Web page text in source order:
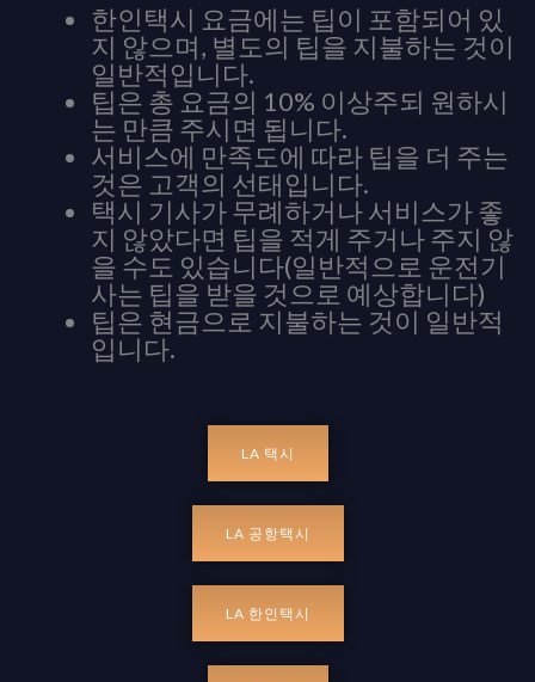
한인택시 요금에는 팁이 포함되어 있
지 않으며, 별도의 팁을 지불하는 것이
일반적입니다.
팁은 총 요금의 10% 이상주되 원하시
는 만큼 주시면 됩니다.
서비스에 만족도에 따라 팁을 더 주는
것은 고객의 선태입니다.
택시 기사가 무례하거나 서비스가 좋
지 않았다면 팁을 적게 주거나 주지 않
을 수도 있습니다(일반적으로 운전기
사는 팁을 받을 것으로 예상합니다)
팁은 현금으로 지불하는 것이 일반적
입니다.
LA 택시
LA 공항택시
LA 한인택시